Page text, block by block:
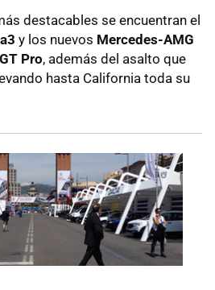
destacables se encuentran el
y los nuevos Mercedes-AMG
Pro, además del asalto que
hasta California toda su